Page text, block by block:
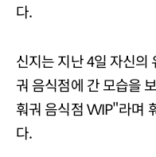
다.
신지는 지난 4일 자신의
궈 음식점에 간 모습을
훠궈 음식점 VVIP"라며
다.